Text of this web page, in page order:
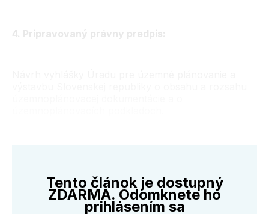
4. Pripravovaný právny predpis:
Tento článok je dostupný
ZDARMA. Odomknete ho
prihlásením sa